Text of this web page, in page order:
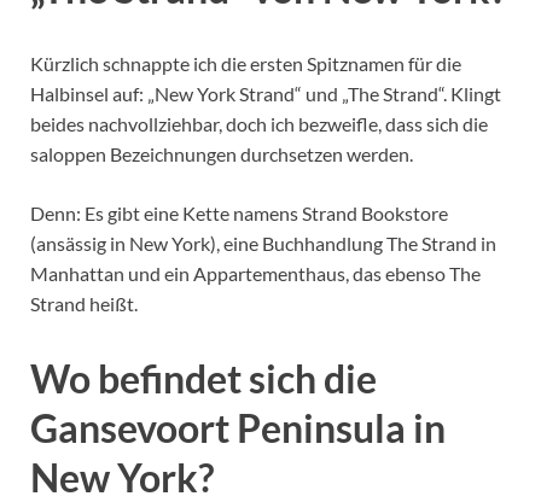
Kürzlich schnappte ich die ersten Spitznamen für die
Halbinsel auf: „New York Strand“ und „The Strand“. Klingt
beides nachvollziehbar, doch ich bezweifle, dass sich die
saloppen Bezeichnungen durchsetzen werden.
Denn: Es gibt eine Kette namens Strand Bookstore
(ansässig in New York), eine Buchhandlung The Strand in
Manhattan und ein Appartementhaus, das ebenso The
Strand heißt.
Wo befindet sich die
Gansevoort Peninsula in
New York?